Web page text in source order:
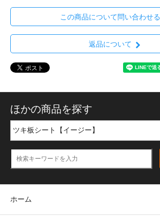
この商品について問い合わせる
返品について
ほかの商品を探す
ホーム